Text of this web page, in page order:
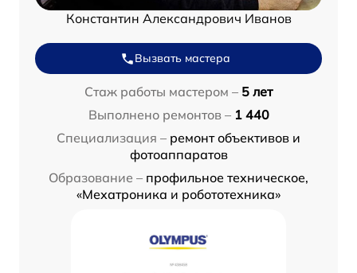
Константин Александрович Иванов
Вызвать мастера
Стаж работы мастером – 5 лет
Выполнено ремонтов – 1 440
Специализация – ремонт объективов и
фотоаппаратов
Образование – профильное техническое,
«Мехатроника и робототехника»